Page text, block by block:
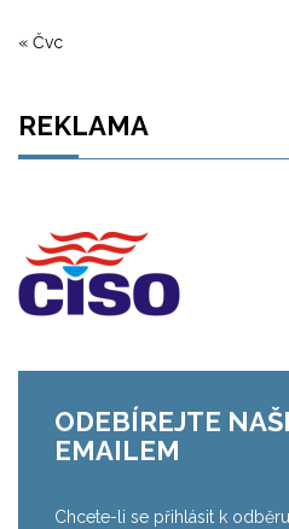
« Čvc
REKLAMA
ODEBÍREJTE
EMAILEM
Chcete-li se přihlásit k